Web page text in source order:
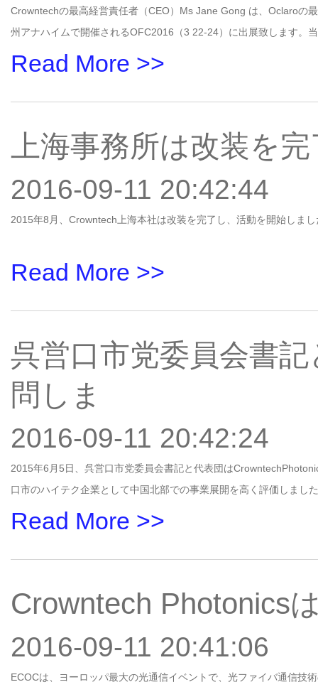
Crowntechの最高経営責任者（CEO）Ms Jane Gong は、Oclaroの
州アナハイムで開催されるOFC2016（3 22-24）に出展致します。
Read More >>
上海事務所は改装を
2016-09-11 20:42:44
2015年8月、Crowntech上海本社は改装を完了し、活動を開始しまし
Read More >>
呉営口市党委員会書
問しま
2016-09-11 20:42:24
2015年6月5日、呉営口市党委員会書記と代表団は
口市のハイテク企業として中国北部での事業展開を高く評価しま
Read More >>
Crowntech Photonics
2016-09-11 20:41:06
ECOCは、ヨーロッパ最大の光通信イベントで、光ファイバ通信技